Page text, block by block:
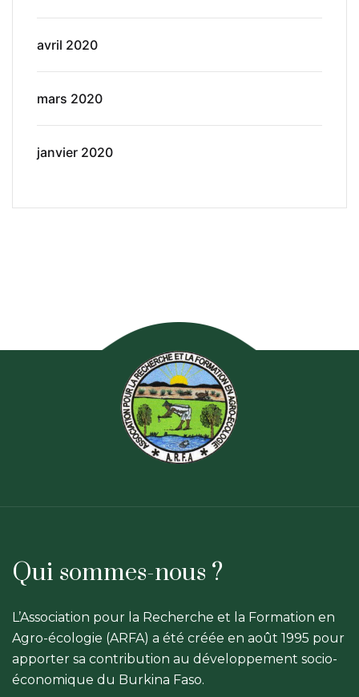
avril 2020
mars 2020
janvier 2020
Qui sommes-nous ?
L’Association pour la Recherche et la Formation en
Agro-écologie (ARFA) a été créée en août 1995 pour
apporter sa contribution au développement socio-
économique du Burkina Faso.